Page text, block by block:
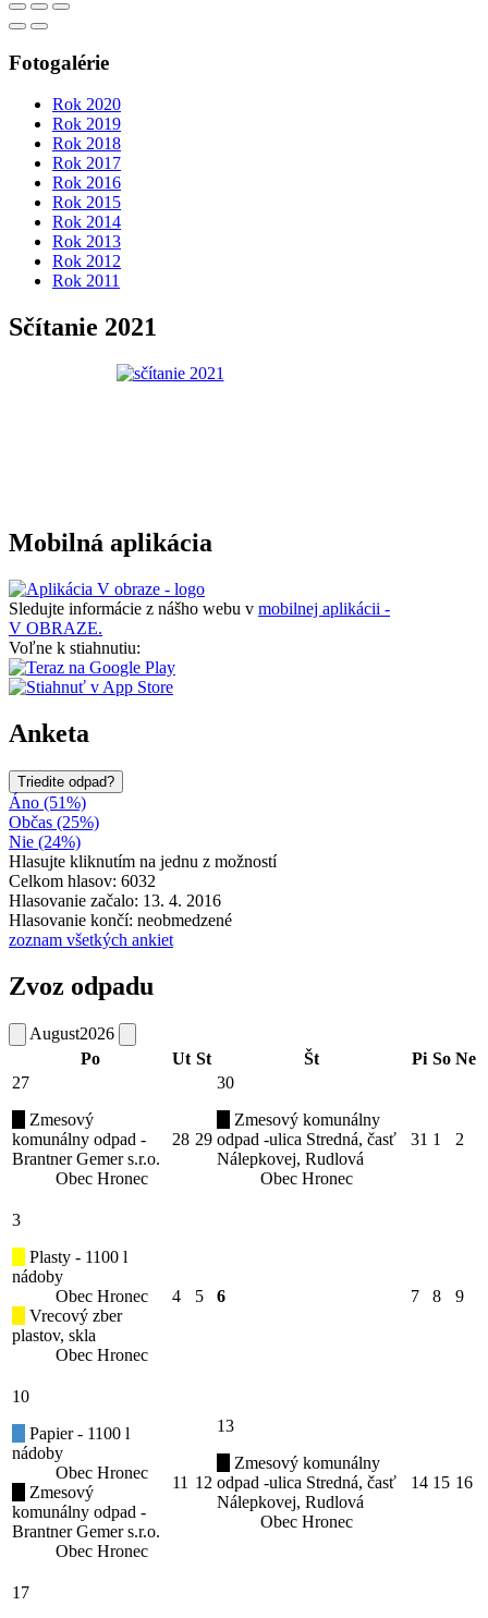
Fotogalérie
Rok 2020
Rok 2019
Rok 2018
Rok 2017
Rok 2016
Rok 2015
Rok 2014
Rok 2013
Rok 2012
Rok 2011
Sčítanie 2021
Mobilná aplikácia
Sledujte informácie z nášho webu v mobilnej aplikácii -
V OBRAZE.
Voľne k stiahnutiu:
Anketa
Triedite odpad?
Áno (51%)
Občas (25%)
Nie (24%)
Hlasujte kliknutím na jednu z možností
Celkom hlasov: 6032
Hlasovanie začalo: 13. 4. 2016
Hlasovanie končí: neobmedzené
zoznam všetkých ankiet
Zvoz odpadu
August2026
Po
Ut St Št Pi So Ne
27
Zmesový
komunálny odpad -
Brantner Gemer s.r.o.
Obec Hronec
28 29
30
Zmesový komunálny
odpad -ulica Stredná, časť
Nálepkovej, Rudlová
Obec Hronec
31 1 2
3
Plasty - 1100 l
nádoby
Obec Hronec
Vrecový zber
plastov, skla
Obec Hronec
4 5 6 7 8 9
10
Papier - 1100 l
nádoby
Obec Hronec
Zmesový
komunálny odpad -
Brantner Gemer s.r.o.
Obec Hronec
11 12
13
Zmesový komunálny
odpad -ulica Stredná, časť
Nálepkovej, Rudlová
Obec Hronec
14 15 16
17